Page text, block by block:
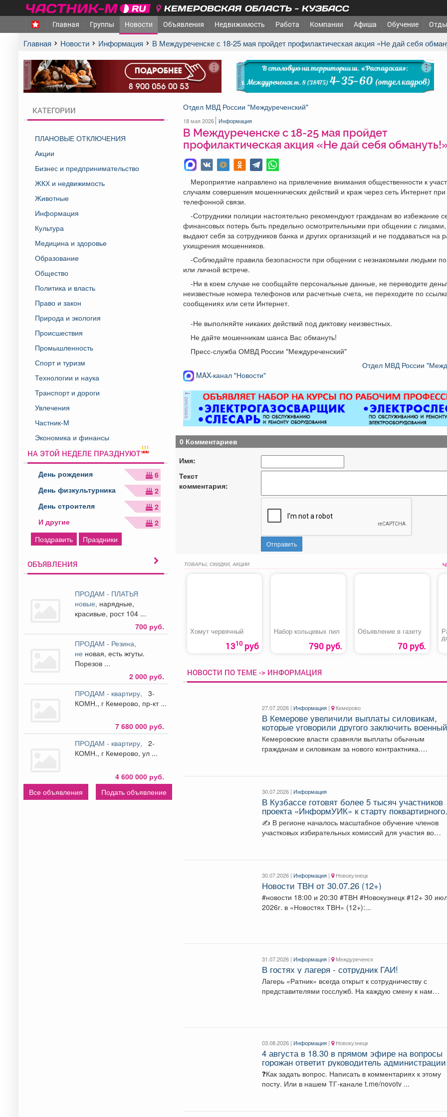
КЕМЕРОВСКАЯ ОБЛАСТЬ - КУЗБАСС
Главная Группы Новости Объявления Недвижимость Работа Компании Афиша Обучение
Главная Новости Информация В Междуреченске с 18-25 мая пройдет профилактическая акция «Не дай себя
реклама реклама
КАТЕГОРИИ
ПЛАНОВЫЕ ОТКЛЮЧЕНИЯ
Акции
Бизнес и предпринимательство
ЖКХ и недвижимость
Животные
Информация
Культура
Медицина и здоровье
Образование
Общество
Политика и власть
Право и закон
Природа и экология
Происшествия
Промышленность
Спорт и туризм
Технологии и наука
Транспорт и дороги
Увлечения
Частник-М
Экономика и финансы
НА ЭТОЙ НЕДЕЛЕ ПРАЗДНУЮТ
День рождения
6
День физкультурника
2
День строителя
2
И другие
2
Поздравить
Праздники
ОБЪЯВЛЕНИЯ
ПРОДАМ - ПЛАТЬЯ
новые, нарядные,
красивые, рост 104 ...
700 руб.
ПРОДАМ - Резина,
не новая, есть жгуты.
Порезов ...
2 000 руб.
ПРОДАМ - квартиру,
3-
КОМН., г Кемерово, пр-кт ...
7 680 000 руб.
ПРОДАМ - квартиру,
2-
КОМН., г Кемерово, ул ...
4 600 000 руб.
Все объявления
Подать объявление
Отдел МВД России "Междуреченский"
18 мая 2026 Информация
В Междуреченске с 18-25 мая пройдет
профилактическая акция «Не дай себя
Мероприятие направлено на привлечение внимания общественности к
случаям совершения мошеннических действий и краж через сеть Интернет
телефонной связи.
-Сотрудники полиции настоятельно рекомендуют гражданам во избежание
финансовых потерь быть предельно осмотрительными при общении с
выдают себя за сотрудников банка и других организаций и не поддаваться на
ухищрения мошенников.
-Соблюдайте правила безопасности при общении с незнакомыми людьми
или личной встрече.
-Ни в коем случае не сообщайте персональные данные, не переводите
неизвестные номера телефонов или расчетные счета, не переходите по
сообщениях или сети Интернет.
-Не выполняйте никаких действий под диктовку неизвестных.
Не дайте мошенникам шанса Вас обмануть!
Пресс-служба ОМВД России "Междуреченский"
Отдел МВД России
MAX-канал "Новости"
реклама
0 Комментариев
Имя:
Текст
комментария:
Отправить
ТОВАРЫ, СКИДКИ, АКЦИИ
Хомут червячный
1310руб
Набор кольцевых пил
790 руб.
Объявление в газету
70 руб.
НОВОСТИ ПО ТЕМЕ -> ИНФОРМАЦИЯ
27.07.2026 | Информация | Кемерово
В Кемерове увеличили выплаты силовикам,
которые уговорили другого заключить военный
контракт
Кемеровские власти сравняли выплаты обычным
гражданам и силовикам за нового контрактника.
30.07.2026 | Информация
В Кузбассе готовят более 5 тысяч участников
проекта «ИнформУИК» к старту поквартирного
обхода
✍️ В регионе началось масштабное обучение членов
участковых избирательных комиссий для участия во
30.07.2026 | Информация | Новокузнецк
Новости ТВН от 30.07.26 (12+)
#новости 18:00 и 20:30 #ТВН #Новокузнецк #12+ 30 июля
2026г. в «Новостях ТВН» (12+):...
31.07.2026 | Информация | Междуреченск
В гостях у лагеря - сотрудник ГАИ!
Лагерь «Ратник» всегда открыт к сотрудничеству с
представителями госслужб. На каждую смену к нам
03.08.2026 | Информация | Новокузнецк
4 августа в 18.30 в прямом эфире на вопросы
горожан ответит руководитель администрации
Куйбышевского района Сергей Николаевич
Маисеев.
❓Как задать вопрос. Написать в комментариях к этому
посту. Или в нашем ТГ-канале t.me/novotv ...